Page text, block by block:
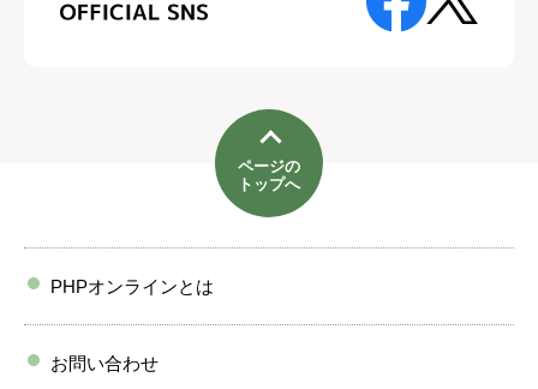
ページの
トップへ
PHPオンラインとは
お問い合わせ